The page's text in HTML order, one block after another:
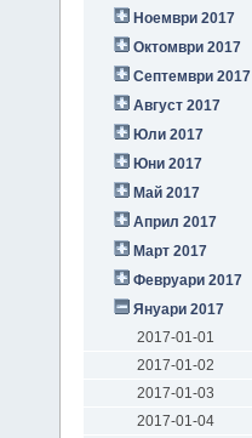
Ноември 2017
Октомври 2017
Септември 2017
Август 2017
Юли 2017
Юни 2017
Май 2017
Април 2017
Март 2017
Февруари 2017
Януари 2017
2017-01-01
2017-01-02
2017-01-03
2017-01-04